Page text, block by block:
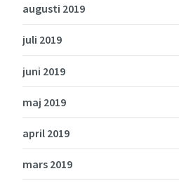
augusti 2019
juli 2019
juni 2019
maj 2019
april 2019
mars 2019